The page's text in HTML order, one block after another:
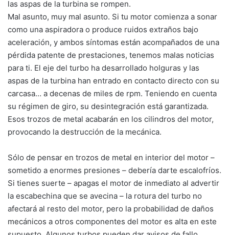
las aspas de la turbina se rompen.
Mal asunto, muy mal asunto. Si tu motor comienza a sonar
como una aspiradora o produce ruidos extraños bajo
aceleración, y ambos síntomas están acompañados de una
pérdida patente de prestaciones, tenemos malas noticias
para ti. El eje del turbo ha desarrollado holguras y las
aspas de la turbina han entrado en contacto directo con su
carcasa… a decenas de miles de rpm. Teniendo en cuenta
su régimen de giro, su desintegración está garantizada.
Esos trozos de metal acabarán en los cilindros del motor,
provocando la destrucción de la mecánica.
Sólo de pensar en trozos de metal en interior del motor –
sometido a enormes presiones – debería darte escalofríos.
Si tienes suerte – apagas el motor de inmediato al advertir
la escabechina que se avecina – la rotura del turbo no
afectará al resto del motor, pero la probabilidad de daños
mecánicos a otros componentes del motor es alta en este